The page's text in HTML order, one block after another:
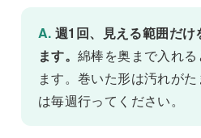
A. 週1回、見える範囲だ
ます。 綿棒を奥まで入れ
ます。巻いた形は汚れが
は毎週行ってください。